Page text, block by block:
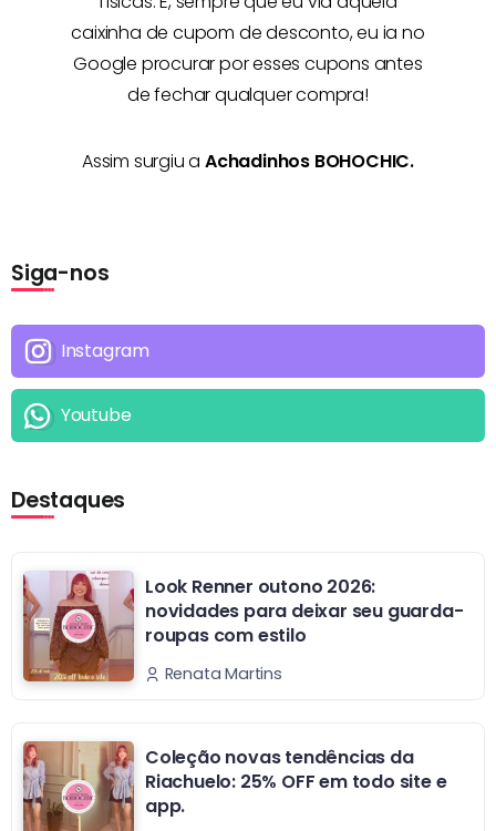
caixinha de cupom de desconto, eu ia no
Google procurar por esses cupons antes
de fechar qualquer compra!
Assim surgiu a Achadinhos BOHOCHIC.
Siga-nos
Instagram
Youtube
Destaques
Look Renner outono 2026:
novidades para deixar seu guarda-
roupas com estilo
Renata Martins
Coleção novas tendências da
Riachuelo: 25% OFF em todo site e
app.